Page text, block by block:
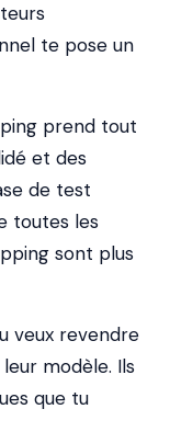
te pose un
prend tout
et des
de test
toutes les
sont plus
veux revendre
modèle. Ils
que tu